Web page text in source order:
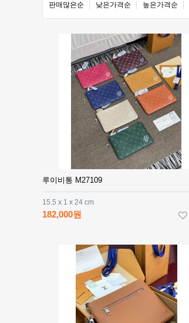
판매많은순 낮은가격순 높은가격순
루이비통 M27109
15.5 x 1 x 24 cm
182,000원